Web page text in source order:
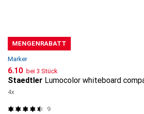
MENGENRABATT
Marker
CHF
6.10 bei 3 Stück
Staedtler Lumocolor whiteboard
4x
9